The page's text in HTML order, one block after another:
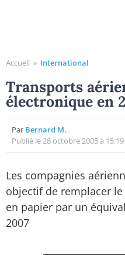
Accueil » International
Transports
électronique en
Par Bernard M.
Publié le 28 octobre 2005 à 15:19
Les compagnies
objectif de remplacer
en papier par un
2007